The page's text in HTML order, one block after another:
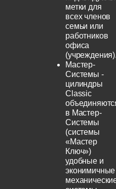
метки для
всех членов
семьи или
работников
офиса
Мастер-
Системы -
цилиндры
Classic
в Мастер-
Системы
(системы
«Мастер
Ключ»)
удобные и
эконимичные